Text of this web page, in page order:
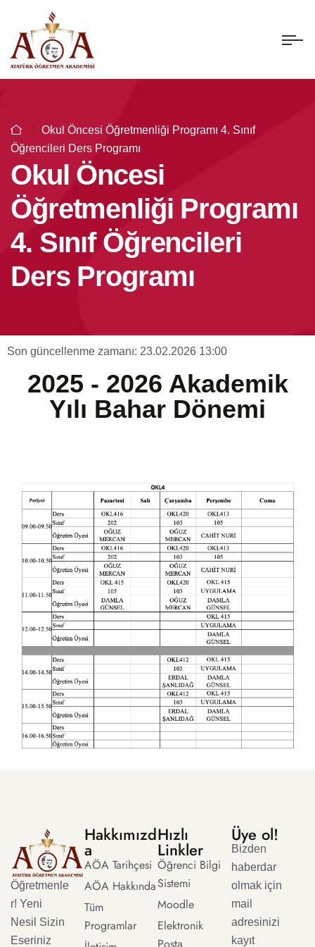
Okul Öncesi Öğretmenliği Programı 4. Sınıf
Öğrencileri Ders Programı
Okul Öncesi
Öğretmenliği Programı
4. Sınıf Öğrencileri
Ders Programı
Son güncellenme zamanı: 23.02.2026 13:00
2025 - 2026 Akademik
Yılı Bahar Dönemi
Öğretmenle
r! Yeni
Nesil Sizin
Eseriniz
Hakkımızd
a
AÖA Tarihçesi
AÖA Hakkında
Tüm
Programlar
Hızlı
Linkler
Öğrenci Bilgi
Sistemi
Moodle
Elektronik
Üye ol!
Bizden
haberdar
olmak için
mail
adresinizi
kayıt